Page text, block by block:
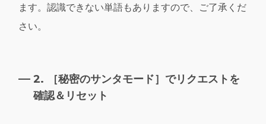
ます。認識できない単語もありますので、ご了承くだ
さい。
2. ［秘密のサンタモード］でリクエストを
確認＆リセット